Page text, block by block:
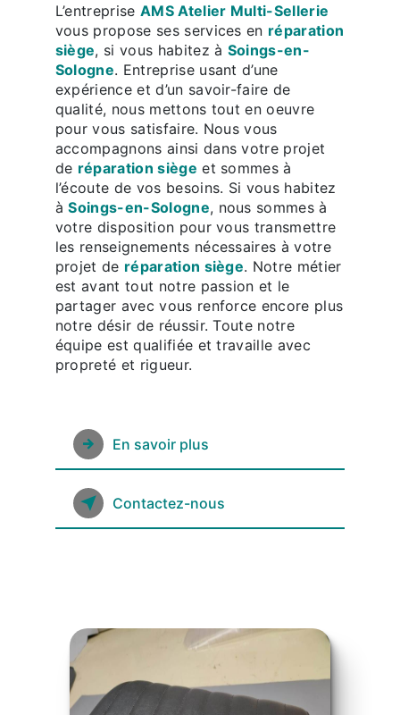
L’entreprise AMS Atelier Multi-Sellerie
vous propose ses services en réparation
siège, si vous habitez à Soings-en-
Sologne. Entreprise usant d’une
expérience et d’un savoir-faire de
qualité, nous mettons tout en oeuvre
pour vous satisfaire. Nous vous
accompagnons ainsi dans votre projet
de réparation siège et sommes à
l’écoute de vos besoins. Si vous habitez
àSoings-en-Sologne, nous sommes à
votre disposition pour vous transmettre
les renseignements nécessaires à votre
projet de réparation siège. Notre métier
est avant tout notre passion et le
partager avec vous renforce encore plus
notre désir de réussir. Toute notre
équipe est qualifiée et travaille avec
propreté et rigueur.
En savoir plus
Contactez-nous